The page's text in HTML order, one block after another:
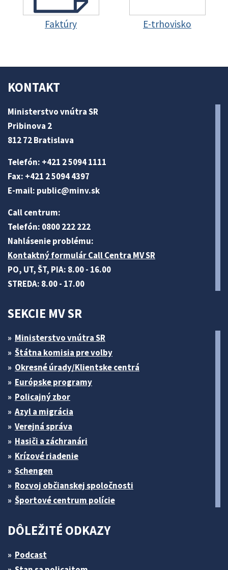
Faktúry E-trhovisko
KONTAKT
Ministerstvo vnútra SR
Pribinova 2
812 72 Bratislava
Telefón: +421 2 5094 1111
Fax: +421 2 5094 4397
E-mail: public@minv.sk
Call centrum:
Telefón: 0800 222 222
Nahlásenie problému:
Kontaktný formulár Call Centra MV SR
PO, UT, ŠT, PIA: 8.00 - 16.00
STREDA: 8.00 - 17.00
SEKCIE MV SR
Ministerstvo vnútra SR
Štátna komisia pre volby
Okresné úrady/Klientske centrá
Európske programy
Policajný zbor
Azyl a migrácia
Verejná správa
Hasiči a záchranári
Krízové riadenie
Schengen
Rozvoj občianskej spoločnosti
Športové centrum polície
DÔLEŽITÉ ODKAZY
Podcast